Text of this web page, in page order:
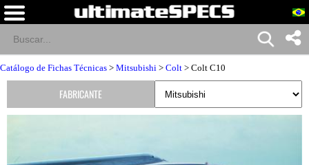
Catálogo de Fichas Técnicas > Mitsubishi > Colt > Colt C10
FABRICANTE